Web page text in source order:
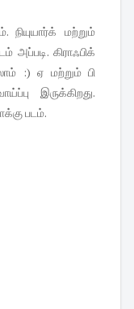
நியுயார்க் மற்றும்
கிராஃபிக்
:) ஏ மற்றும் பி
இருக்கிறது.
படம்.